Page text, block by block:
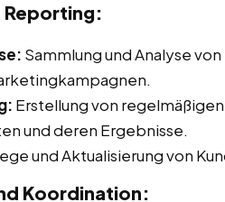
Reporting:
Sammlung und Analyse
Erstellung von
und deren Ergebnisse.
und Aktualisierung von
Koordination: